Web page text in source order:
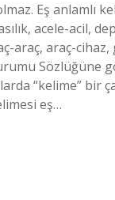
Eş anlamlı
acele-acil,
araç, araç-
Sözlüğüne
“kelime” bir
eş…